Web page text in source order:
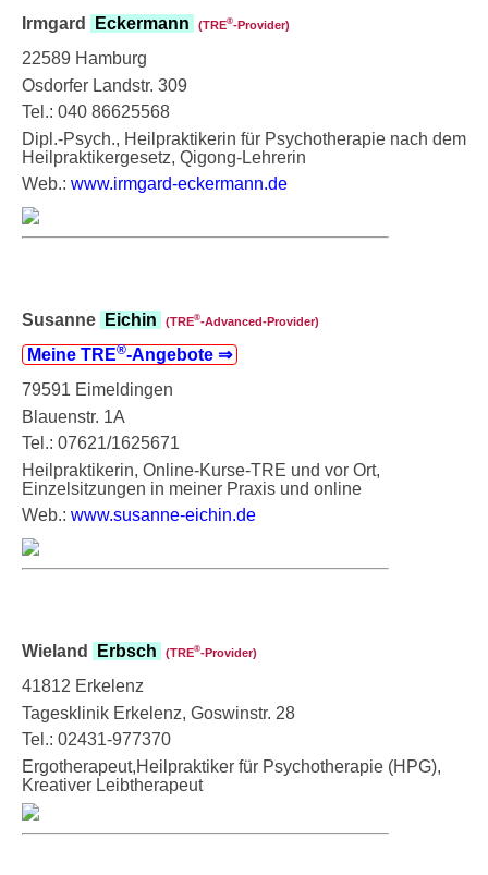
Irmgard Eckermann (TRE®‑Provider)
22589 Hamburg
Osdorfer Landstr. 309
Tel.: 040 86625568
Dipl.-Psych., Heilpraktikerin für Psychotherapie nach dem
Heilpraktikergesetz, Qigong-Lehrerin
Web.: www.irmgard-eckermann.de
Susanne Eichin (TRE®‑Advanced-Provider)
Meine TRE®‑Angebote ⇒
79591 Eimeldingen
Blauenstr. 1A
Tel.: 07621/1625671
Heilpraktikerin, Online-Kurse-TRE und vor Ort,
Einzelsitzungen in meiner Praxis und online
Web.: www.susanne-eichin.de
Wieland Erbsch (TRE®‑Provider)
41812 Erkelenz
Tagesklinik Erkelenz, Goswinstr. 28
Tel.: 02431-977370
Ergotherapeut,Heilpraktiker für Psychotherapie (HPG),
Kreativer Leibtherapeut